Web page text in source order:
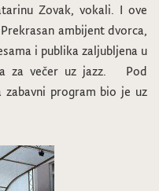
Zovak, vokali. I ove
ambijent dvorca,
i publika zaljubljena u
za večer uz jazz. Pod
program bio je uz